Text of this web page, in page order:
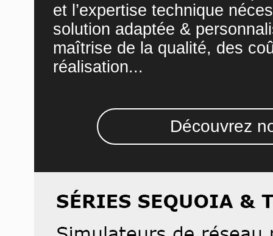
et l’expertise technique
solution adaptée &
maîtrise de la qualité, des
réalisation...
Découvrez